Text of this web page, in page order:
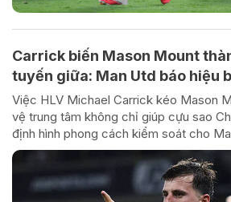
Carrick biến Mason Mount
tuyến giữa: Man Utd báo hiệu
Việc HLV Michael Carrick kéo Mason
vệ trung tâm không chỉ giúp cựu sao
định hình phong cách kiểm soát cho